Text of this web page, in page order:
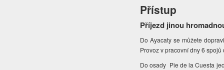
Přístup
Příjezd jinou
Do Ayacaty se můžete
Provoz v pracovní dny 6
Do osady Pie de la Cuesta